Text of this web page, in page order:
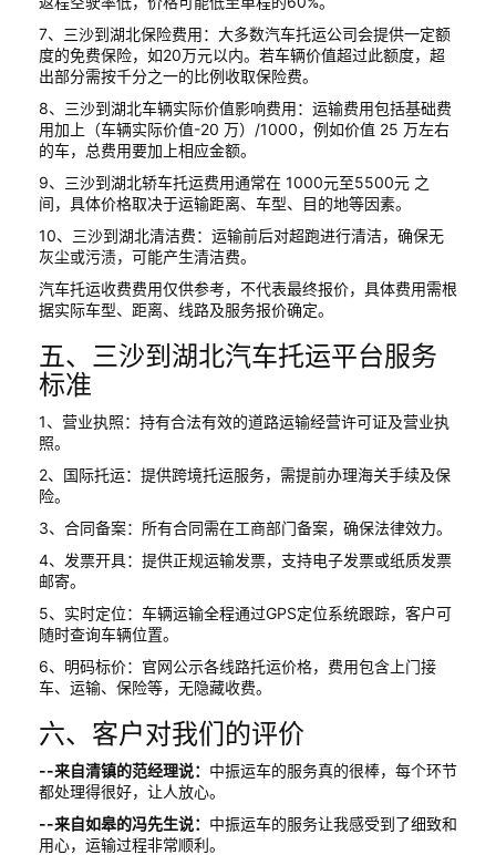
7、三沙到湖北保险费用：大多数汽车托运公司会提供一定额
度的免费保险，如20万元以内。若车辆价值超过此额度，超
出部分需按千分之一的比例收取保险费。
8、三沙到湖北车辆实际价值影响费用：运输费用包括基础费
用加上（车辆实际价值-20 万）/1000，例如价值 25 万左右
的车，总费用要加上相应金额。
9、三沙到湖北轿车托运费用通常在 1000元至5500元 之
间，具体价格取决于运输距离、车型、目的地等因素。
10、三沙到湖北清洁费：运输前后对超跑进行清洁，确保无
灰尘或污渍，可能产生清洁费。
汽车托运收费费用仅供参考，不代表最终报价，具体费用需根
据实际车型、距离、线路及服务报价确定。
五、三沙到湖北汽车托运平台服务
标准
1、营业执照：持有合法有效的道路运输经营许可证及营业执
照。
2、国际托运：提供跨境托运服务，需提前办理海关手续及保
险。
3、合同备案：所有合同需在工商部门备案，确保法律效力。
4、发票开具：提供正规运输发票，支持电子发票或纸质发票
邮寄。
5、实时定位：车辆运输全程通过GPS定位系统跟踪，客户可
随时查询车辆位置。
6、明码标价：官网公示各线路托运价格，费用包含上门接
车、运输、保险等，无隐藏收费。
六、客户对我们的评价
--来自清镇的范经理说： 中振运车的服务真的很棒，每个环节
都处理得很好，让人放心。
--来自如皋的冯先生说： 中振运车的服务让我感受到了细致和
用心，运输过程非常顺利。